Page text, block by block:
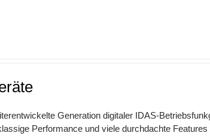
Generation digitaler IDAS-
Performance und viele durchdachte